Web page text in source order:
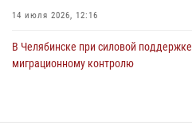
14 июля 2026, 12:16
В Челябинске при силовой
миграционному контролю